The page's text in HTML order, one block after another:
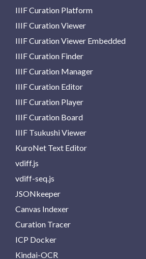
IIIF Curation Platform
IIIF Curation Viewer
IIIF Curation Viewer Embedded
IIIF Curation Finder
IIIF Curation Manager
IIIF Curation Editor
IIIF Curation Player
IIIF Curation Board
IIIF Tsukushi Viewer
KuroNet Text Editor
vdiff.js
vdiff-seq.js
JSONkeeper
Canvas Indexer
Curation Tracer
ICP Docker
Kindai-OCR